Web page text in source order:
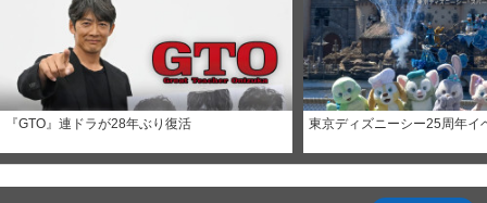
『GTO』連ドラが28年ぶり復活 東京ディズニーシー25周年イ